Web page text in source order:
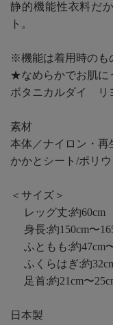
静的機能性衣料だ
ト。
※機能は着用時のも
★なめらかでお肌に
ボタニカルダイ リ
素材
本体／ナイロン・
かかとシート/ポリ
＜サイズ＞
レッグ丈:約60cm
身長:約150cm〜
ふともも:約47cm
ふくらはぎ:約
足首:約21cm〜
日本製